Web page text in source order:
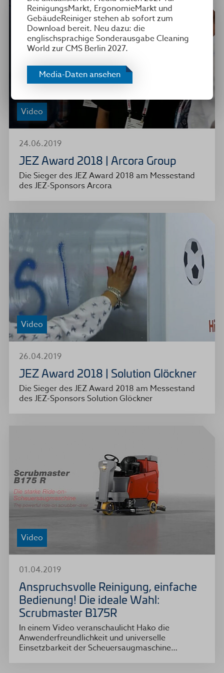
Video
24.06.2019
JEZ Award 2018 | Arcora Group
Die Sieger des JEZ Award 2018 am Messestand
des JEZ-Sponsors Arcora
Video
26.04.2019
JEZ Award 2018 | Solution Glöckner
Die Sieger des JEZ Award 2018 am Messestand
des JEZ-Sponsors Solution Glöckner
Video
01.04.2019
Anspruchsvolle Reinigung, einfache
Bedienung! Die ideale Wahl:
Scrubmaster B175R
In einem Video veranschaulicht Hako die
Anwenderfreundlichkeit und universelle
Einsetzbarkeit der Scheuersaugmaschine…
ReinigungsMarkt, ErgonomieMarkt und
GebäudeReiniger stehen ab sofort zum
Download bereit. Neu dazu: die
englischsprachige Sonderausgabe Cleaning
World zur CMS Berlin 2027.
Media-Daten ansehen